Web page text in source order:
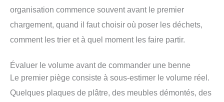
organisation commence souvent avant le premier
chargement, quand il faut choisir où poser les déchets,
comment les trier et à quel moment les faire partir.
Évaluer le volume avant de commander une benne
Le premier piège consiste à sous-estimer le volume réel.
Quelques plaques de plâtre, des meubles démontés, des